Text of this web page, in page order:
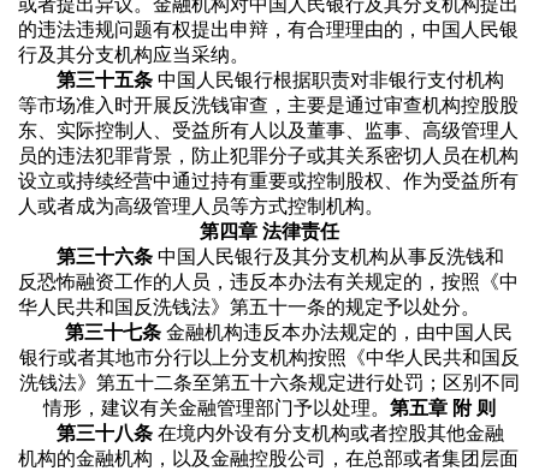
或者提出异议。金融机构对中国人民银行及其分支机构提出
的违法违规问题有权提出申辩，有合理理由的，中国人民银
行及其分支机构应当采纳。
第三十五条 中国人民银行根据职责对非银行支付机构
等市场准入时开展反洗钱审查，主要是通过审查机构控股股
东、实际控制人、受益所有人以及董事、监事、高级管理人
员的违法犯罪背景，防止犯罪分子或其关系密切人员在机构
设立或持续经营中通过持有重要或控制股权、作为受益所有
人或者成为高级管理人员等方式控制机构。
第四章 法律责任
第三十六条 中国人民银行及其分支机构从事反洗钱和
反恐怖融资工作的人员，违反本办法有关规定的，按照《中
华人民共和国反洗钱法》第五十一条的规定予以处分。
第三十七条 金融机构违反本办法规定的，由中国人民
银行或者其地市分行以上分支机构按照《中华人民共和国反
洗钱法》第五十二条至第五十六条规定进行处罚；区别不同
情形，建议有关金融管理部门予以处理。 第五章 附 则
第三十八条 在境内外设有分支机构或者控股其他金融
机构的金融机构，以及金融控股公司，在总部或者集团层面